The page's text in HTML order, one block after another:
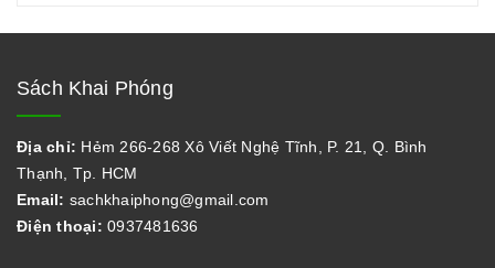
Sách Khai Phóng
Địa chỉ: Hẻm 266-268 Xô Viết Nghệ Tĩnh, P. 21, Q. Bình
Thạnh, Tp. HCM
Email: sachkhaiphong@gmail.com
Điện thoại: 0937481636